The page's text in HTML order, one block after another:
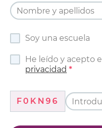
Soy una escuela
He leído y acepto el
privacidad
F0KN96